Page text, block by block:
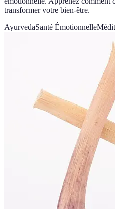
transformer votre bien-être.
AyurvedaSanté Émotionnelle